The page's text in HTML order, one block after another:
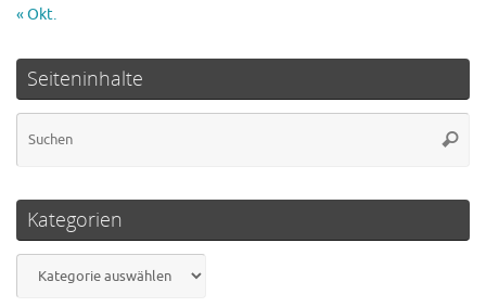
« Okt.
Seiteninhalte
Kategorien